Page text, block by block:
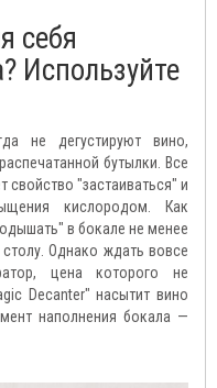
себя
Используйте
не дегустируют вино,
бутылки. Все
свойство "застаиваться" и
кислородом. Как
в бокале не менее
Однако ждать вовсе
цена которого не
Decanter" насытит вино
наполнения бокала —